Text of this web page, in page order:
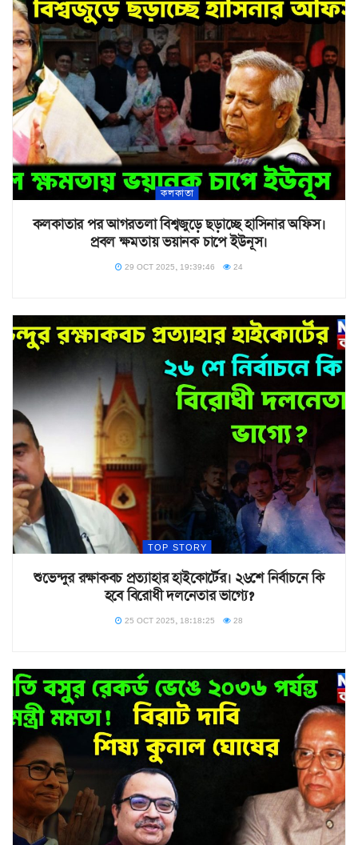
কলকাতা
কলকাতার পর আগরতলা বিশ্বজুড়ে ছড়াচ্ছে হাসিনার অফিস।
প্রবল ক্ষমতায় ভয়ানক চাপে ইউনূস।
29 OCT 2025, 19:39:46 24
TOP STORY
শুভেন্দুর রক্ষাকবচ প্রত্যাহার হাইকোর্টের। ২৬শে নির্বাচনে কি
হবে বিরোধী দলনেতার ভাগ্যে?
25 OCT 2025, 18:18:25 28